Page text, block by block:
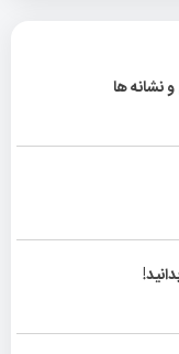
نشانه ها